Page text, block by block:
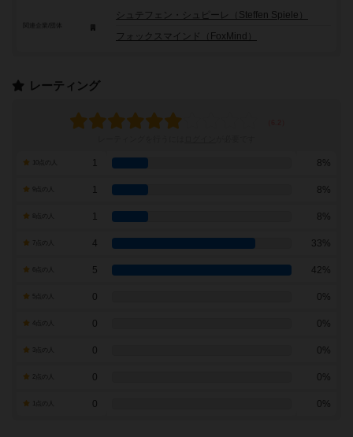
シュテフェン・シュピーレ（Steffen Spiele）
フォックスマインド（FoxMind）
レーティング
1 8%
1 8%
1 8%
7点の人 4 33%
5 42%
0 0%
0 0%
0 0%
0 0%
0 0%